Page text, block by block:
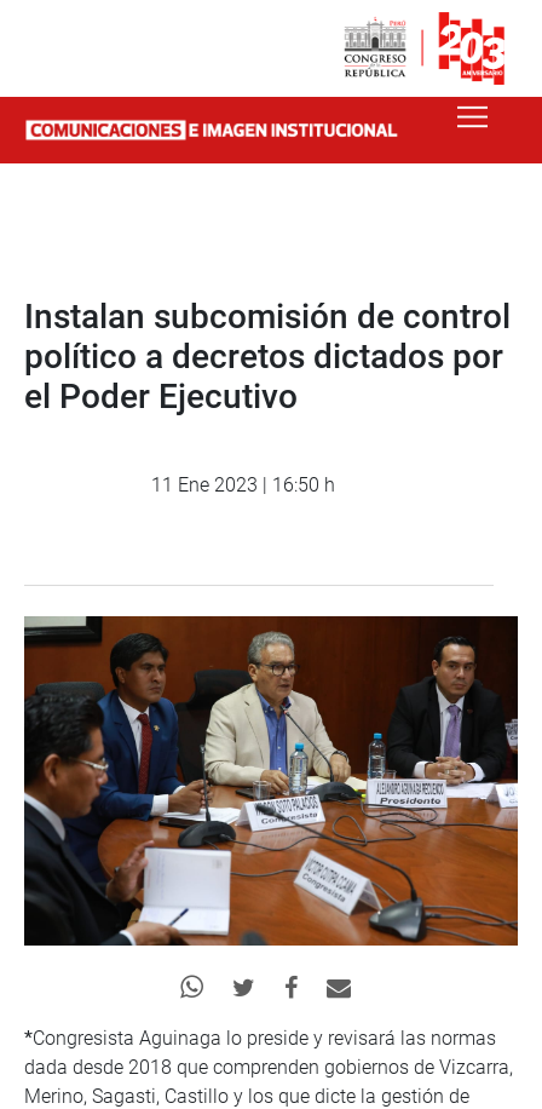
Instalan subcomisión de control
político a decretos dictados por
el Poder Ejecutivo
11 Ene 2023 | 16:50 h
*Congresista Aguinaga lo preside y revisará las normas
dada desde 2018 que comprenden gobiernos de Vizcarra,
Merino, Sagasti, Castillo y los que dicte la gestión de